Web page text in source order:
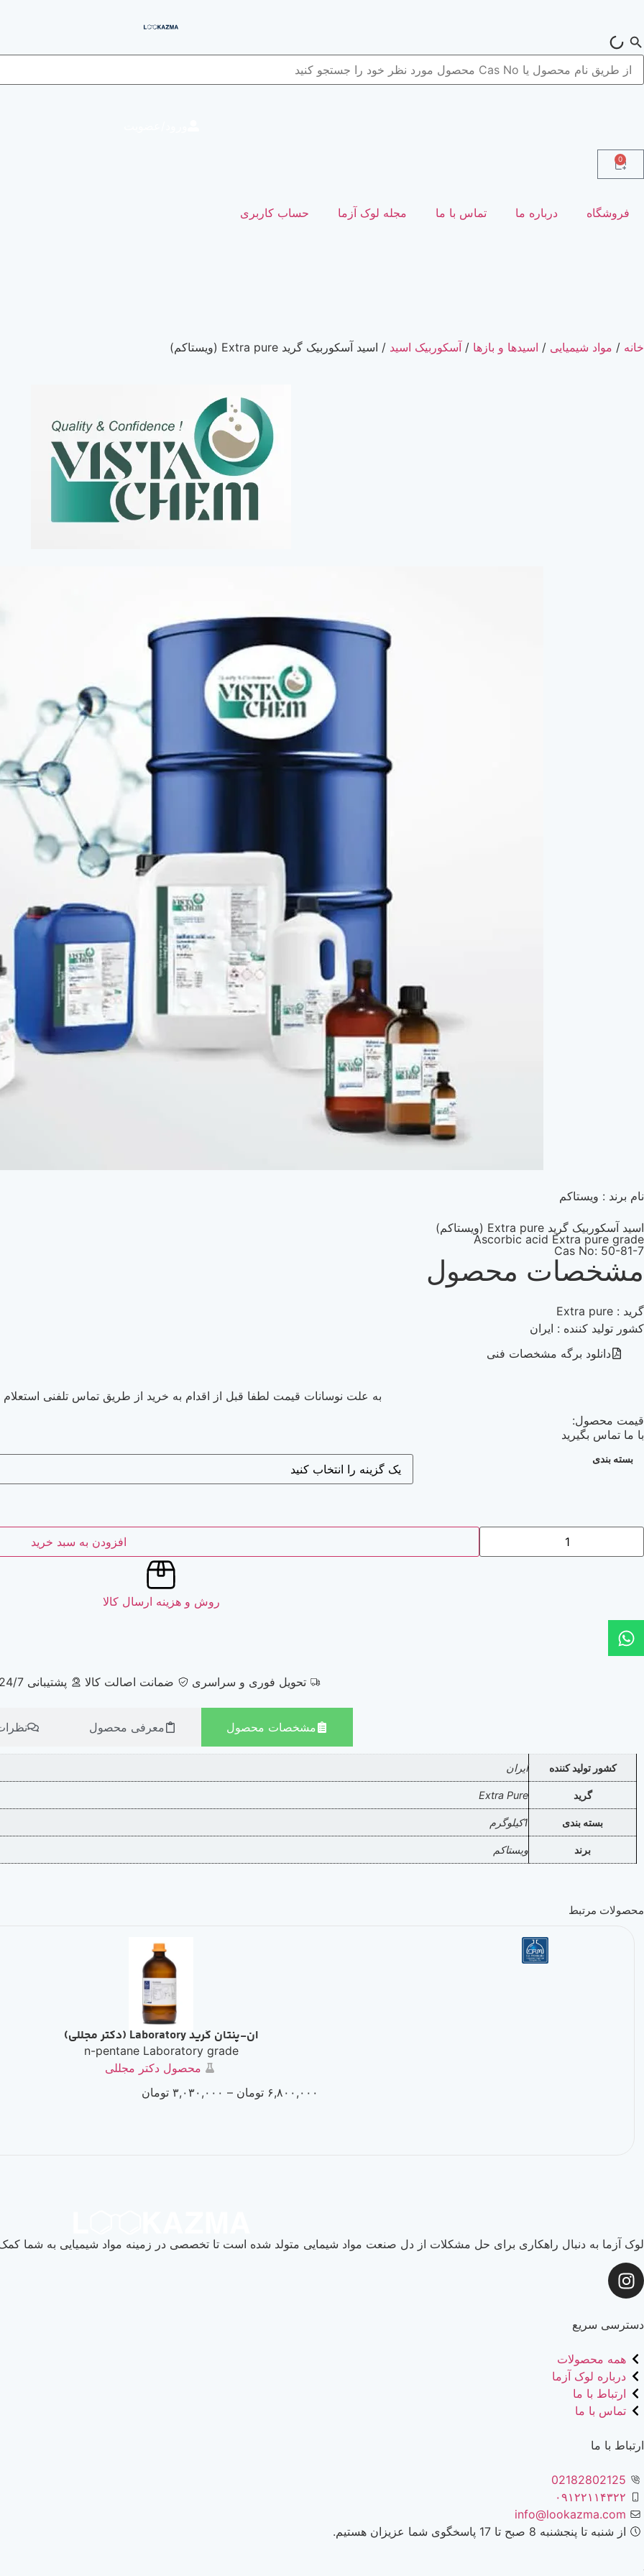
0
فروشگاه درباره ما تماس با ما مجله لوک آزما حساب کاربری
خانه / مواد شیمیایی / اسیدها و بازها / آسکوربیک اسید / اسید آسکوربیک گرید Extra pure (ویستاکم)
نام برند : ویستاکم
اسید آسکوربیک گرید Extra pure (ویستاکم)
Ascorbic acid Extra pure grade
Cas No: 50-81-7
مشخصات محصول
گرید : Extra pure
کشور تولید کننده : ایران
دانلود برگه مشخصات فنی
به علت نوسانات قیمت لطفا قبل از اقدام به خرید از طریق تماس تلفنی استعلام
قیمت محصول:
با ما تماس بگیرید
بسته بندی
افزودن به سبد خرید
روش و هزینه ارسال کالا
تحویل فوری و سراسری ضمانت اصالت کالا پشتیبانی 24/7
مشخصات محصول معرفی محصول
کشور تولید کننده ایران
گرید Extra Pure
بسته بندی 1کیلوگرم
برند ویستاکم
محصولات مرتبط
ان-پنتان گرید Laboratory (دکتر مجللی)
n-pentane Laboratory grade
محصول دکتر مجللی
۶,۸۰۰,۰۰۰ تومان – ۳,۰۳۰,۰۰۰ تومان
لوک آزما به دنبال راهکاری برای حل مشکلات از دل صنعت مواد شیمایی متولد شده است تا تخصصی در زمینه مواد شیمیایی به شما
دسترسی سریع
همه محصولات
درباره لوک آزما
ارتباط با ما
تماس با ما
ارتباط با ما
02182802125
۰۹۱۲۲۱۱۴۳۲۲
info@lookazma.com
از شنبه تا پنجشنبه 8 صبح تا 17 پاسخگوی شما عزیزان هستیم.